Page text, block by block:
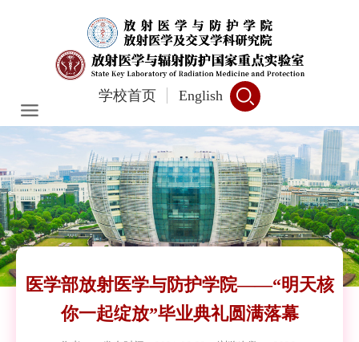
学校首页 English
医学部放射医学与防护学院——“明天核
你一起绽放”毕业典礼圆满落幕